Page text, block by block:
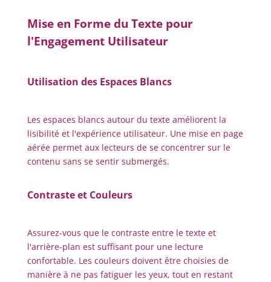
Mise en Forme du Texte pour
l'Engagement Utilisateur
Utilisation des Espaces Blancs
Les espaces blancs autour du texte améliorent la
lisibilité et l'expérience utilisateur. Une mise en page
aérée permet aux lecteurs de se concentrer sur le
contenu sans se sentir submergés.
Contraste et Couleurs
Assurez-vous que le contraste entre le texte et
l'arrière-plan est suffisant pour une lecture
confortable. Les couleurs doivent être choisies de
manière à ne pas fatiguer les yeux, tout en restant